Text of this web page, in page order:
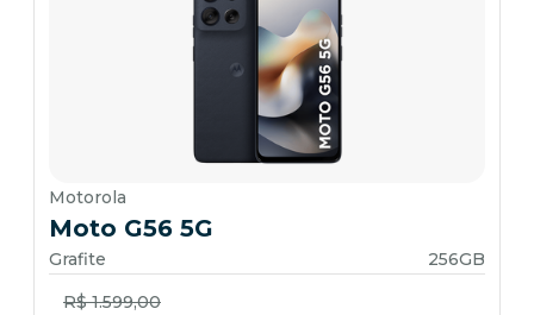
Motorola
Moto G56 5G
Grafite
256GB
Price reduced from
R$ 1.599,00
to